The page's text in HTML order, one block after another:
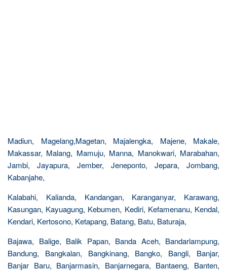
Madiun, Magelang,Magetan, Majalengka, Majene, Makale,
Makassar, Malang, Mamuju, Manna, Manokwari, Marabahan,
Jambi, Jayapura, Jember, Jeneponto, Jepara, Jombang,
Kabanjahe,
Kalabahi, Kalianda, Kandangan, Karanganyar, Karawang,
Kasungan, Kayuagung, Kebumen, Kediri, Kefamenanu, Kendal,
Kendari, Kertosono, Ketapang, Batang, Batu, Baturaja,
Bajawa, Balige, Balik Papan, Banda Aceh, Bandarlampung,
Bandung, Bangkalan, Bangkinang, Bangko, Bangli, Banjar,
Banjar Baru, Banjarmasin, Banjarnegara, Bantaeng, Banten,